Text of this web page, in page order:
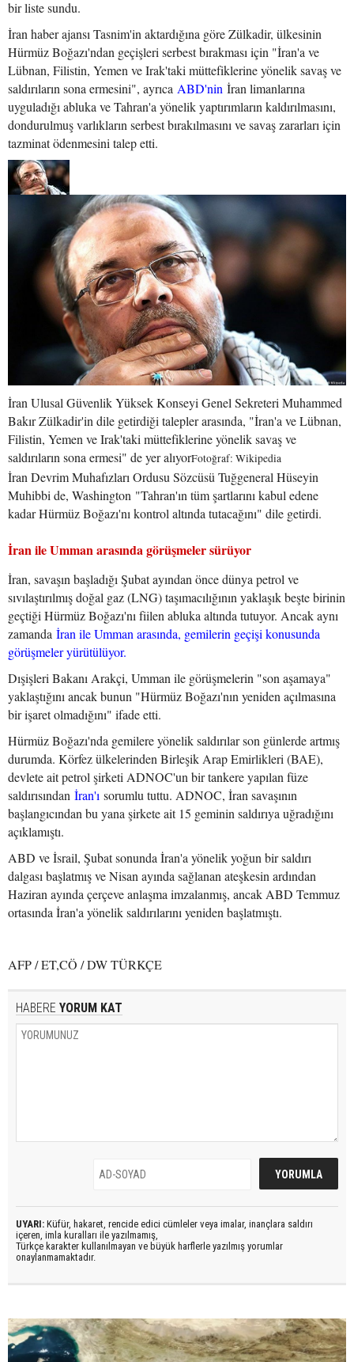
bir liste sundu.
İran haber ajansı Tasnim'in aktardığına göre Zülkadir, ülkesinin
Hürmüz Boğazı'ndan geçişleri serbest bırakması için "İran'a ve
Lübnan, Filistin, Yemen ve Irak'taki müttefiklerine yönelik savaş ve
saldırıların sona ermesini", ayrıca ABD'nin İran limanlarına
uyguladığı abluka ve Tahran'a yönelik yaptırımların kaldırılmasını,
dondurulmuş varlıkların serbest bırakılmasını ve savaş zararları için
tazminat ödenmesini talep etti.
İran Ulusal Güvenlik Yüksek Konseyi Genel Sekreteri Muhammed
Bakır Zülkadir'in dile getirdiği talepler arasında, "İran'a ve Lübnan,
Filistin, Yemen ve Irak'taki müttefiklerine yönelik savaş ve
saldırıların sona ermesi" de yer alıyorFotoğraf: Wikipedia
İran Devrim Muhafızları Ordusu Sözcüsü Tuğgeneral Hüseyin
Muhibbi de, Washington "Tahran'ın tüm şartlarını kabul edene
kadar Hürmüz Boğazı'nı kontrol altında tutacağını" dile getirdi.
İran ile Umman arasında görüşmeler sürüyor
İran, savaşın başladığı Şubat ayından önce dünya petrol ve
sıvılaştırılmış doğal gaz (LNG) taşımacılığının yaklaşık beşte birinin
geçtiği Hürmüz Boğazı'nı fiilen abluka altında tutuyor. Ancak aynı
zamanda İran ile Umman arasında, gemilerin geçişi konusunda
görüşmeler yürütülüyor.
Dışişleri Bakanı Arakçi, Umman ile görüşmelerin "son aşamaya"
yaklaştığını ancak bunun "Hürmüz Boğazı'nın yeniden açılmasına
bir işaret olmadığını" ifade etti.
Hürmüz Boğazı'nda gemilere yönelik saldırılar son günlerde artmış
durumda. Körfez ülkelerinden Birleşik Arap Emirlikleri (BAE),
devlete ait petrol şirketi ADNOC'un bir tankere yapılan füze
saldırısından İran'ı sorumlu tuttu. ADNOC, İran savaşının
başlangıcından bu yana şirkete ait 15 geminin saldırıya uğradığını
açıklamıştı.
ABD ve İsrail, Şubat sonunda İran'a yönelik yoğun bir saldırı
dalgası başlatmış ve Nisan ayında sağlanan ateşkesin ardından
Haziran ayında çerçeve anlaşma imzalanmış, ancak ABD Temmuz
ortasında İran'a yönelik saldırılarını yeniden başlatmıştı.
AFP / ET,CÖ / DW TÜRKÇE
HABERE YORUM KAT
UYARI: Küfür, hakaret, rencide edici cümleler veya imalar, inançlara saldırı
içeren, imla kuralları ile yazılmamış,
Türkçe karakter kullanılmayan ve büyük harflerle yazılmış yorumlar
onaylanmamaktadır.